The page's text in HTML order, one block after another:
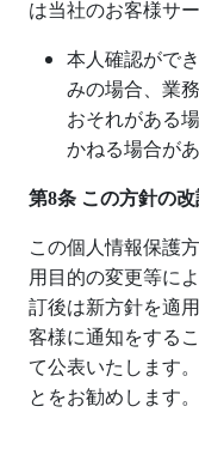
は当社のお客様サ
本人確認がで
みの場合、業
おそれがある
かねる場合があ
第8条 この方針の改
この個人情報保護
用目的の変更等に
訂後は新方針を適
客様に通知をする
て公表いたします
とをお勧めします。